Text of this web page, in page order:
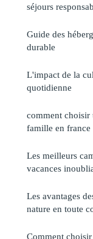
séjours
Guide des
durable
L'impact de la
quotidienne
comment choisir
famille en france
Les meilleurs
vacances
Les avantages
nature en toute
Comment